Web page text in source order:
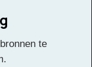
te